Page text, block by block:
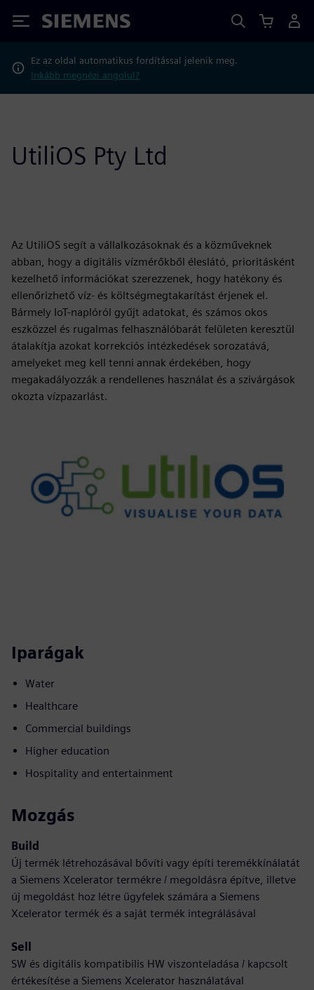
Siemens
Ez az oldal automatikus fordítással jelenik meg.
Inkább megnézi angolul?
UtiliOS Pty Ltd
Az UtiliOS segít a vállalkozásoknak és a közműveknek
abban, hogy a digitális vízmérőkből éleslátó, prioritásként
kezelhető információkat szerezzenek, hogy hatékony és
ellenőrizhető víz- és költségmegtakarítást érjenek el.
Bármely IoT-naplóról gyűjt adatokat, és számos okos
eszközzel és rugalmas felhasználóbarát felületen keresztül
átalakítja azokat korrekciós intézkedések sorozatává,
amelyeket meg kell tenni annak érdekében, hogy
megakadályozzák a rendellenes használat és a szivárgások
okozta vízpazarlást.
Iparágak
Water
Healthcare
Commercial buildings
Higher education
Hospitality and entertainment
Mozgás
Build
Új termék létrehozásával bővíti vagy építi teremékkínálatát
a Siemens Xcelerator termékre / megoldásra építve, illetve
új megoldást hoz létre ügyfelek számára a Siemens
Xcelerator termék és a saját termék integrálásával
Sell
SW és digitális kompatibilis HW viszonteladása / kapcsolt
értékesítése a Siemens Xcelerator használatával